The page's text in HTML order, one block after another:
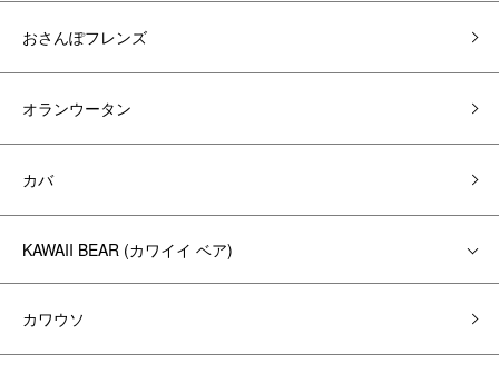
おさんぽフレンズ
オランウータン
カバ
KAWAII BEAR (カワイイ ベア)
カワウソ